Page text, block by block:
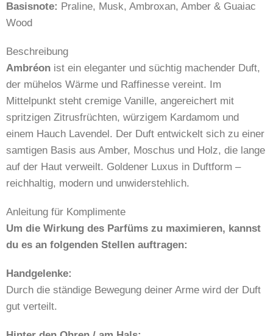
Basisnote: Praline, Musk, Ambroxan, Amber & Guaiac
Wood
Beschreibung
Ambréon ist ein eleganter und süchtig machender Duft,
der mühelos Wärme und Raffinesse vereint. Im
Mittelpunkt steht cremige Vanille, angereichert mit
spritzigen Zitrusfrüchten, würzigem Kardamom und
einem Hauch Lavendel. Der Duft entwickelt sich zu einer
samtigen Basis aus Amber, Moschus und Holz, die lange
auf der Haut verweilt. Goldener Luxus in Duftform –
reichhaltig, modern und unwiderstehlich.
Anleitung für Komplimente
Um die Wirkung des Parfüms zu maximieren, kannst
du es an folgenden Stellen auftragen:
Handgelenke:
Durch die ständige Bewegung deiner Arme wird der Duft
gut verteilt.